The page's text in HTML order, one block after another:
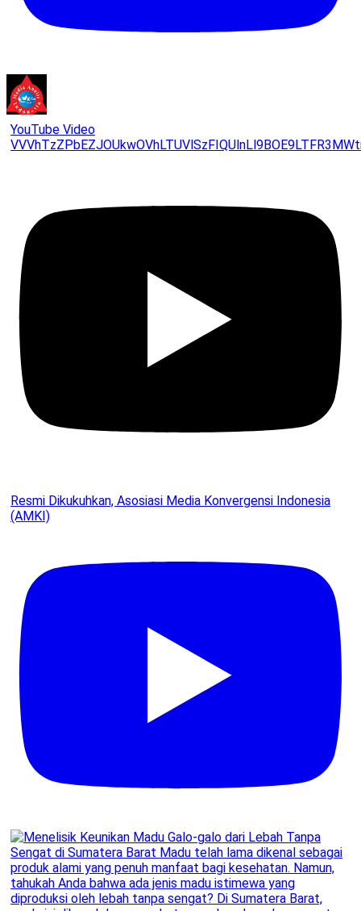
YouTube Video
Resmi Dikukuhkan, Asosiasi Media Konvergensi Indonesia
(AMKI)